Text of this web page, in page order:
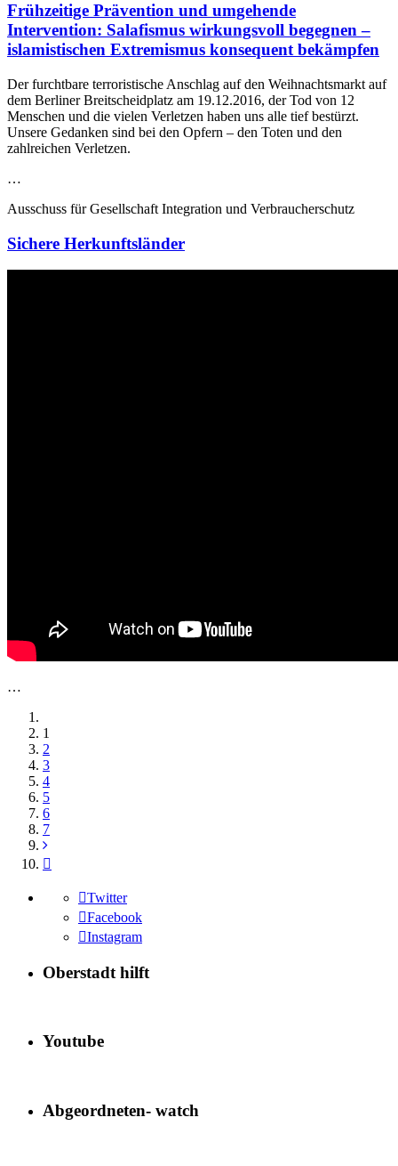
Frühzeitige Prävention und umgehende
Intervention: Salafismus wirkungsvoll begegnen –
islamistischen Extremismus konsequent bekämpfen
Der furchtbare terroristische Anschlag auf den Weihnachtsmarkt auf
dem Berliner Breitscheidplatz am 19.12.2016, der Tod von 12
Menschen und die vielen Verletzen haben uns alle tief bestürzt.
Unsere Gedanken sind bei den Opfern – den Toten und den
zahlreichen Verletzen.
…
Ausschuss für Gesellschaft Integration und Verbraucherschutz
Sichere Herkunftsländer
…
1
2
3
4
5
6
7
Twitter
Facebook
Instagram
Oberstadt hilft
Youtube
Abgeordneten- watch